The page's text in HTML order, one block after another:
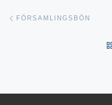
Inläggsnavigering
FÖRSAMLINGSBÖN